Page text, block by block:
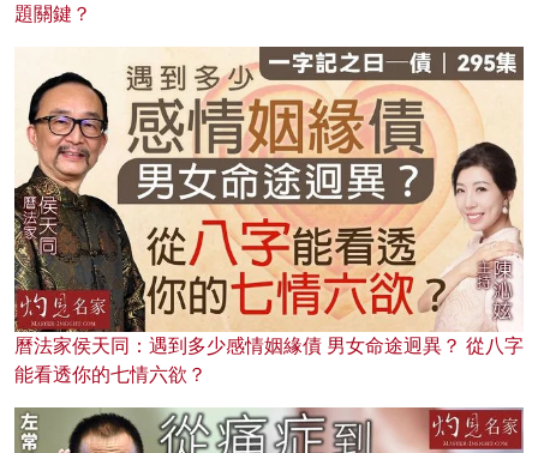
題關鍵？
曆法家侯天同：遇到多少感情姻緣債 男女命途迥異？ 從八字
能看透你的七情六欲？